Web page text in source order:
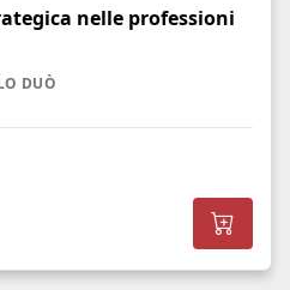
nelle professioni
DUÒ